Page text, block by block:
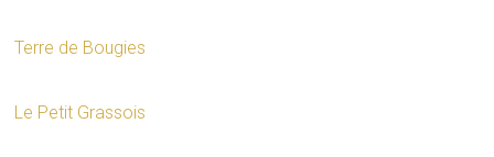
Terre de Bougies
Le Petit Grassois